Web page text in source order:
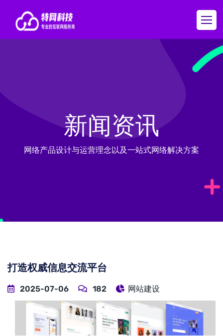
新闻资讯
网络产品设计与运营理念以及一站式网络解决方案
打造权威信息交流平台
2025-07-06 182 网站建设